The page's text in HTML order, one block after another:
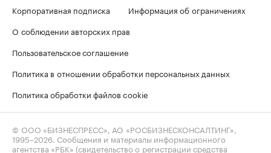
Корпоративная подписка
Информация об ограничениях
О соблюдении авторских прав
Пользовательское соглашение
Политика в отношении обработки персональных данных
Политика обработки файлов cookie
© ООО «БИЗНЕСПРЕСС», АО «РОСБИЗНЕСКОНСАЛТИНГ»,
1995–2026 . Сообщения и материалы информационного
агентства «РБК» (свидетельство о регистрации средства